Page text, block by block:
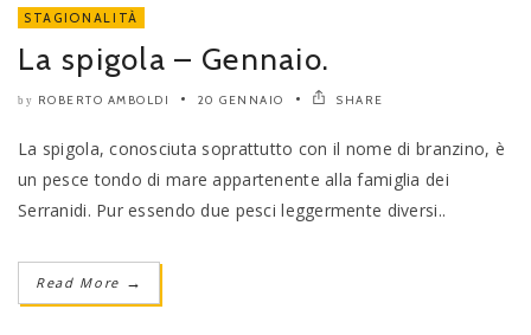
STAGIONALITÀ
La spigola – Gennaio.
by ROBERTO AMBOLDI 20 GENNAIO SHARE
La spigola, conosciuta soprattutto con il nome di branzino, è
un pesce tondo di mare appartenente alla famiglia dei
Serranidi. Pur essendo due pesci leggermente diversi..
Read More →